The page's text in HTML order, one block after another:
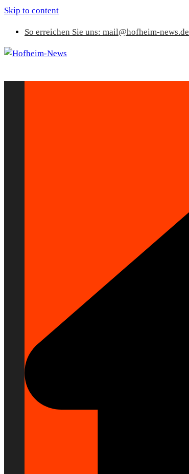
Skip to content
So erreichen Sie uns: mail@hofheim-news.de